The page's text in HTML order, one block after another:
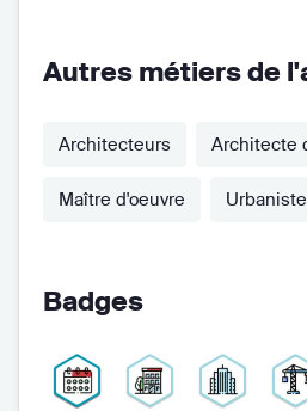
Autres métiers de
Architecteurs Architecte
Maître d'oeuvre Urbaniste
Badges